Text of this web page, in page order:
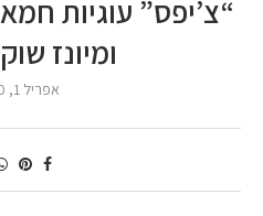
“צ’יפס” עוגיות
ומיונז
אפריל 1, 2020